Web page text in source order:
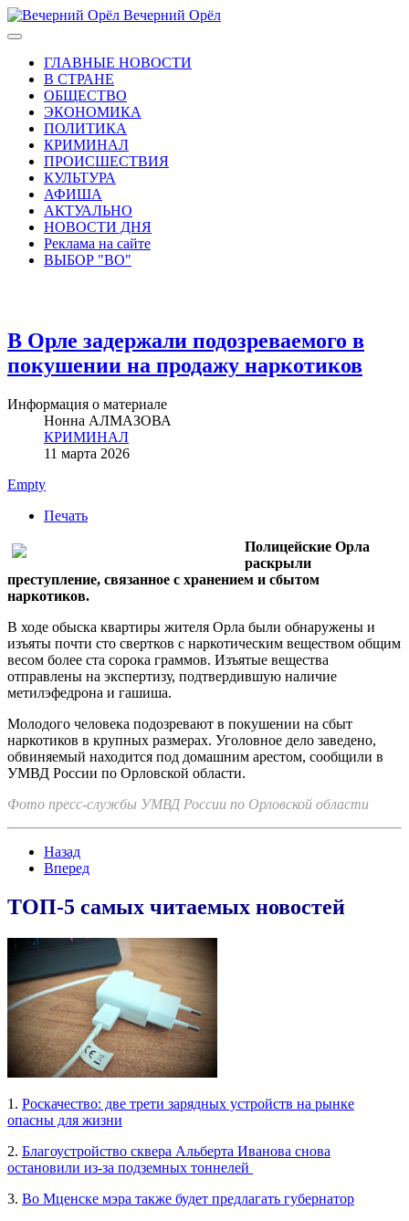
Вечерний Орёл
ГЛАВНЫЕ НОВОСТИ
В СТРАНЕ
ОБЩЕСТВО
ЭКОНОМИКА
ПОЛИТИКА
КРИМИНАЛ
ПРОИСШЕСТВИЯ
КУЛЬТУРА
АФИША
АКТУАЛЬНО
НОВОСТИ ДНЯ
Реклама на сайте
ВЫБОР "ВО"
В Орле задержали подозреваемого в
покушении на продажу наркотиков
Информация о материале
Нонна АЛМАЗОВА
КРИМИНАЛ
11 марта 2026
Empty
Печать
Полицейские Орла
раскрыли
преступление, связанное с хранением и сбытом
наркотиков.
В ходе обыска квартиры жителя Орла были обнаружены и
изъяты почти сто свертков с наркотическим веществом общим
весом более ста сорока граммов. Изъятые вещества
отправлены на экспертизу, подтвердившую наличие
метилэфедрона и гашиша.
Молодого человека подозревают в покушении на сбыт
наркотиков в крупных размерах. Уголовное дело заведено,
обвиняемый находится под домашним арестом, сообщили в
УМВД России по Орловской области.
Фото пресс-службы УМВД России по Орловской области
Назад
Вперед
ТОП-5 самых читаемых новостей
1. Роскачество: две трети зарядных устройств на рынке
опасны для жизни
2. Благоустройство сквера Альберта Иванова снова
остановили из-за подземных тоннелей
3. Во Мценске мэра также будет предлагать губернатор